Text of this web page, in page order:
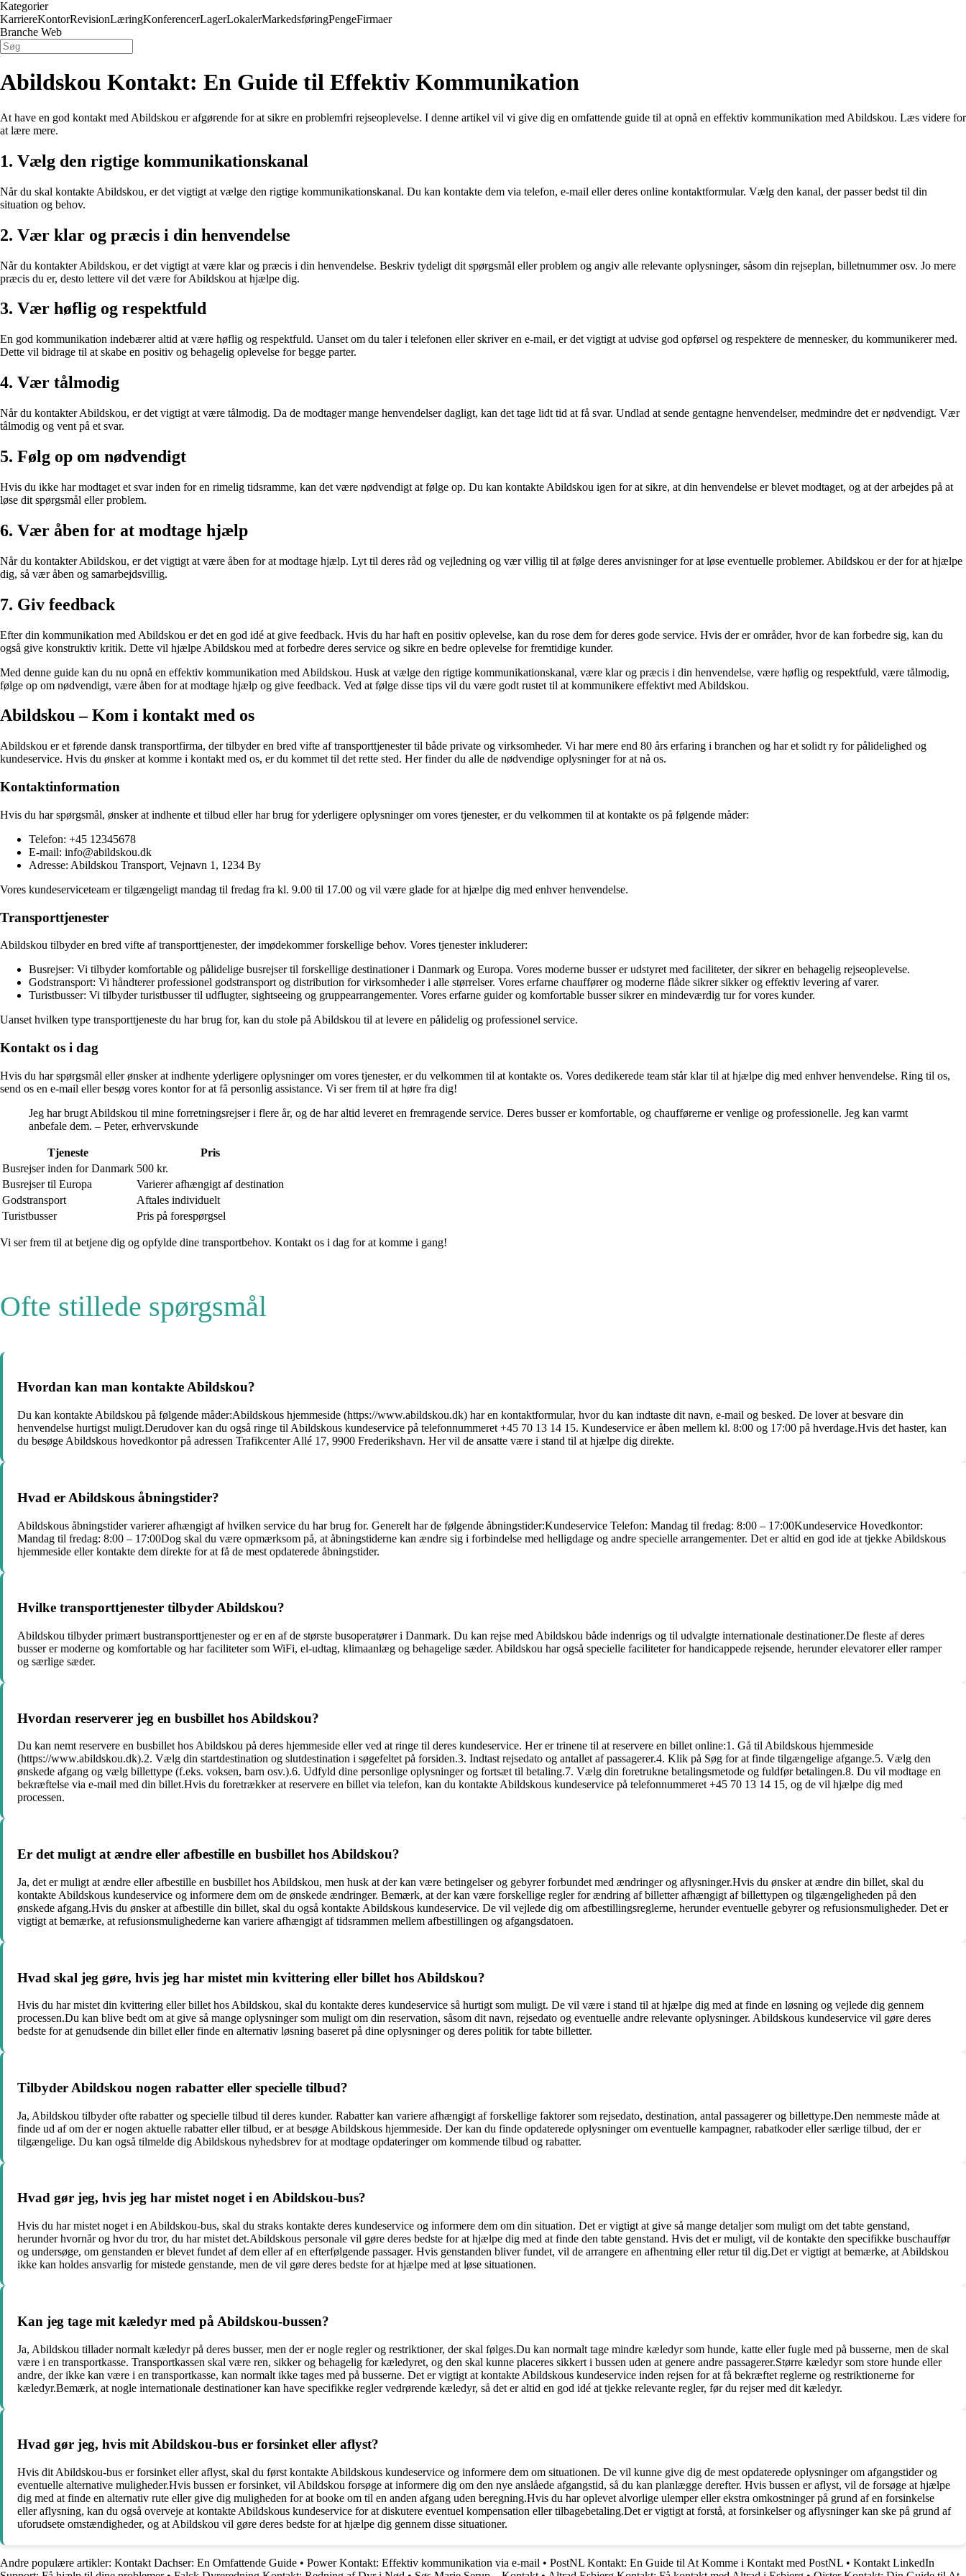
Kategorier
KarriereKontorRevisionLæringKonferencerLagerLokalerMarkedsføringPengeFirmaer
Branche Web
Abildskou Kontakt: En Guide til Effektiv Kommunikation
At have en god kontakt med Abildskou er afgørende for at sikre en problemfri rejseoplevelse. I denne artikel vil vi give dig en omfattende guide til at opnå en effektiv kommunikation med Abildskou. Læs videre for
at lære mere.
1. Vælg den rigtige kommunikationskanal
Når du skal kontakte Abildskou, er det vigtigt at vælge den rigtige kommunikationskanal. Du kan kontakte dem via telefon, e-mail eller deres online kontaktformular. Vælg den kanal, der passer bedst til din
situation og behov.
2. Vær klar og præcis i din henvendelse
Når du kontakter Abildskou, er det vigtigt at være klar og præcis i din henvendelse. Beskriv tydeligt dit spørgsmål eller problem og angiv alle relevante oplysninger, såsom din rejseplan, billetnummer osv. Jo mere
præcis du er, desto lettere vil det være for Abildskou at hjælpe dig.
3. Vær høflig og respektfuld
En god kommunikation indebærer altid at være høflig og respektfuld. Uanset om du taler i telefonen eller skriver en e-mail, er det vigtigt at udvise god opførsel og respektere de mennesker, du kommunikerer med.
Dette vil bidrage til at skabe en positiv og behagelig oplevelse for begge parter.
4. Vær tålmodig
Når du kontakter Abildskou, er det vigtigt at være tålmodig. Da de modtager mange henvendelser dagligt, kan det tage lidt tid at få svar. Undlad at sende gentagne henvendelser, medmindre det er nødvendigt. Vær
tålmodig og vent på et svar.
5. Følg op om nødvendigt
Hvis du ikke har modtaget et svar inden for en rimelig tidsramme, kan det være nødvendigt at følge op. Du kan kontakte Abildskou igen for at sikre, at din henvendelse er blevet modtaget, og at der arbejdes på at
løse dit spørgsmål eller problem.
6. Vær åben for at modtage hjælp
Når du kontakter Abildskou, er det vigtigt at være åben for at modtage hjælp. Lyt til deres råd og vejledning og vær villig til at følge deres anvisninger for at løse eventuelle problemer. Abildskou er der for at hjælpe
dig, så vær åben og samarbejdsvillig.
7. Giv feedback
Efter din kommunikation med Abildskou er det en god idé at give feedback. Hvis du har haft en positiv oplevelse, kan du rose dem for deres gode service. Hvis der er områder, hvor de kan forbedre sig, kan du
også give konstruktiv kritik. Dette vil hjælpe Abildskou med at forbedre deres service og sikre en bedre oplevelse for fremtidige kunder.
Med denne guide kan du nu opnå en effektiv kommunikation med Abildskou. Husk at vælge den rigtige kommunikationskanal, være klar og præcis i din henvendelse, være høflig og respektfuld, være tålmodig,
følge op om nødvendigt, være åben for at modtage hjælp og give feedback. Ved at følge disse tips vil du være godt rustet til at kommunikere effektivt med Abildskou.
Abildskou – Kom i kontakt med os
Abildskou er et førende dansk transportfirma, der tilbyder en bred vifte af transporttjenester til både private og virksomheder. Vi har mere end 80 års erfaring i branchen og har et solidt ry for pålidelighed og
kundeservice. Hvis du ønsker at komme i kontakt med os, er du kommet til det rette sted. Her finder du alle de nødvendige oplysninger for at nå os.
Kontaktinformation
Hvis du har spørgsmål, ønsker at indhente et tilbud eller har brug for yderligere oplysninger om vores tjenester, er du velkommen til at kontakte os på følgende måder:
Telefon: +45 12345678
E-mail: info@abildskou.dk
Adresse: Abildskou Transport, Vejnavn 1, 1234 By
Vores kundeserviceteam er tilgængeligt mandag til fredag ​​fra kl. 9.00 til 17.00 og vil være glade for at hjælpe dig med enhver henvendelse.
Transporttjenester
Abildskou tilbyder en bred vifte af transporttjenester, der imødekommer forskellige behov. Vores tjenester inkluderer:
Busrejser: Vi tilbyder komfortable og pålidelige busrejser til forskellige destinationer i Danmark og Europa. Vores moderne busser er udstyret med faciliteter, der sikrer en behagelig rejseoplevelse.
Godstransport: Vi håndterer professionel godstransport og distribution for virksomheder i alle størrelser. Vores erfarne chauffører og moderne flåde sikrer sikker og effektiv levering af varer.
Turistbusser: Vi tilbyder turistbusser til udflugter, sightseeing og gruppearrangementer. Vores erfarne guider og komfortable busser sikrer en mindeværdig tur for vores kunder.
Uanset hvilken type transporttjeneste du har brug for, kan du stole på Abildskou til at levere en pålidelig og professionel service.
Kontakt os i dag
Hvis du har spørgsmål eller ønsker at indhente yderligere oplysninger om vores tjenester, er du velkommen til at kontakte os. Vores dedikerede team står klar til at hjælpe dig med enhver henvendelse. Ring til os,
send os en e-mail eller besøg vores kontor for at få personlig assistance. Vi ser frem til at høre fra dig!
Jeg har brugt Abildskou til mine forretningsrejser i flere år, og de har altid leveret en fremragende service. Deres busser er komfortable, og chaufførerne er venlige og professionelle. Jeg kan varmt
anbefale dem. – Peter, erhvervskunde
Tjeneste
Pris
Busrejser inden for Danmark 500 kr.
Busrejser til Europa
Varierer afhængigt af destination
Godstransport
Aftales individuelt
Turistbusser
Pris på forespørgsel
Vi ser frem til at betjene dig og opfylde dine transportbehov. Kontakt os i dag for at komme i gang!
Ofte stillede spørgsmål
Hvordan kan man kontakte Abildskou?
Du kan kontakte Abildskou på følgende måder:Abildskous hjemmeside (https://www.abildskou.dk) har en kontaktformular, hvor du kan indtaste dit navn, e-mail og besked. De lover at besvare din
henvendelse hurtigst muligt.Derudover kan du også ringe til Abildskous kundeservice på telefonnummeret +45 70 13 14 15. Kundeservice er åben mellem kl. 8:00 og 17:00 på hverdage.Hvis det haster, kan
du besøge Abildskous hovedkontor på adressen Trafikcenter Allé 17, 9900 Frederikshavn. Her vil de ansatte være i stand til at hjælpe dig direkte.
Hvad er Abildskous åbningstider?
Abildskous åbningstider varierer afhængigt af hvilken service du har brug for. Generelt har de følgende åbningstider:Kundeservice Telefon: Mandag til fredag: 8:00 – 17:00Kundeservice Hovedkontor:
Mandag til fredag: 8:00 – 17:00Dog skal du være opmærksom på, at åbningstiderne kan ændre sig i forbindelse med helligdage og andre specielle arrangementer. Det er altid en god ide at tjekke Abildskous
hjemmeside eller kontakte dem direkte for at få de mest opdaterede åbningstider.
Hvilke transporttjenester tilbyder Abildskou?
Abildskou tilbyder primært bustransporttjenester og er en af de største busoperatører i Danmark. Du kan rejse med Abildskou både indenrigs og til udvalgte internationale destinationer.De fleste af deres
busser er moderne og komfortable og har faciliteter som WiFi, el-udtag, klimaanlæg og behagelige sæder. Abildskou har også specielle faciliteter for handicappede rejsende, herunder elevatorer eller ramper
og særlige sæder.
Hvordan reserverer jeg en busbillet hos Abildskou?
Du kan nemt reservere en busbillet hos Abildskou på deres hjemmeside eller ved at ringe til deres kundeservice. Her er trinene til at reservere en billet online:1. Gå til Abildskous hjemmeside
(https://www.abildskou.dk).2. Vælg din startdestination og slutdestination i søgefeltet på forsiden.3. Indtast rejsedato og antallet af passagerer.4. Klik på Søg for at finde tilgængelige afgange.5. Vælg den
ønskede afgang og vælg billettype (f.eks. voksen, barn osv.).6. Udfyld dine personlige oplysninger og fortsæt til betaling.7. Vælg din foretrukne betalingsmetode og fuldfør betalingen.8. Du vil modtage en
bekræftelse via e-mail med din billet.Hvis du foretrækker at reservere en billet via telefon, kan du kontakte Abildskous kundeservice på telefonnummeret +45 70 13 14 15, og de vil hjælpe dig med
processen.
Er det muligt at ændre eller afbestille en busbillet hos Abildskou?
Ja, det er muligt at ændre eller afbestille en busbillet hos Abildskou, men husk at der kan være betingelser og gebyrer forbundet med ændringer og aflysninger.Hvis du ønsker at ændre din billet, skal du
kontakte Abildskous kundeservice og informere dem om de ønskede ændringer. Bemærk, at der kan være forskellige regler for ændring af billetter afhængigt af billettypen og tilgængeligheden på den
ønskede afgang.Hvis du ønsker at afbestille din billet, skal du også kontakte Abildskous kundeservice. De vil vejlede dig om afbestillingsreglerne, herunder eventuelle gebyrer og refusionsmuligheder. Det er
vigtigt at bemærke, at refusionsmulighederne kan variere afhængigt af tidsrammen mellem afbestillingen og afgangsdatoen.
Hvad skal jeg gøre, hvis jeg har mistet min kvittering eller billet hos Abildskou?
Hvis du har mistet din kvittering eller billet hos Abildskou, skal du kontakte deres kundeservice så hurtigt som muligt. De vil være i stand til at hjælpe dig med at finde en løsning og vejlede dig gennem
processen.Du kan blive bedt om at give så mange oplysninger som muligt om din reservation, såsom dit navn, rejsedato og eventuelle andre relevante oplysninger. Abildskous kundeservice vil gøre deres
bedste for at genudsende din billet eller finde en alternativ løsning baseret på dine oplysninger og deres politik for tabte billetter.
Tilbyder Abildskou nogen rabatter eller specielle tilbud?
Ja, Abildskou tilbyder ofte rabatter og specielle tilbud til deres kunder. Rabatter kan variere afhængigt af forskellige faktorer som rejsedato, destination, antal passagerer og billettype.Den nemmeste måde at
finde ud af om der er nogen aktuelle rabatter eller tilbud, er at besøge Abildskous hjemmeside. Der kan du finde opdaterede oplysninger om eventuelle kampagner, rabatkoder eller særlige tilbud, der er
tilgængelige. Du kan også tilmelde dig Abildskous nyhedsbrev for at modtage opdateringer om kommende tilbud og rabatter.
Hvad gør jeg, hvis jeg har mistet noget i en Abildskou-bus?
Hvis du har mistet noget i en Abildskou-bus, skal du straks kontakte deres kundeservice og informere dem om din situation. Det er vigtigt at give så mange detaljer som muligt om det tabte genstand,
herunder hvornår og hvor du tror, du har mistet det.Abildskous personale vil gøre deres bedste for at hjælpe dig med at finde den tabte genstand. Hvis det er muligt, vil de kontakte den specifikke buschauffør
og undersøge, om genstanden er blevet fundet af dem eller af en efterfølgende passager. Hvis genstanden bliver fundet, vil de arrangere en afhentning eller retur til dig.Det er vigtigt at bemærke, at Abildskou
ikke kan holdes ansvarlig for mistede genstande, men de vil gøre deres bedste for at hjælpe med at løse situationen.
Kan jeg tage mit kæledyr med på Abildskou-bussen?
Ja, Abildskou tillader normalt kæledyr på deres busser, men der er nogle regler og restriktioner, der skal følges.Du kan normalt tage mindre kæledyr som hunde, katte eller fugle med på busserne, men de skal
være i en transportkasse. Transportkassen skal være ren, sikker og behagelig for kæledyret, og den skal kunne placeres sikkert i bussen uden at genere andre passagerer.Større kæledyr som store hunde eller
andre, der ikke kan være i en transportkasse, kan normalt ikke tages med på busserne. Det er vigtigt at kontakte Abildskous kundeservice inden rejsen for at få bekræftet reglerne og restriktionerne for
kæledyr.Bemærk, at nogle internationale destinationer kan have specifikke regler vedrørende kæledyr, så det er altid en god idé at tjekke relevante regler, før du rejser med dit kæledyr.
Hvad gør jeg, hvis mit Abildskou-bus er forsinket eller aflyst?
Hvis dit Abildskou-bus er forsinket eller aflyst, skal du først kontakte Abildskous kundeservice og informere dem om situationen. De vil kunne give dig de mest opdaterede oplysninger om afgangstider og
eventuelle alternative muligheder.Hvis bussen er forsinket, vil Abildskou forsøge at informere dig om den nye anslåede afgangstid, så du kan planlægge derefter. Hvis bussen er aflyst, vil de forsøge at hjælpe
dig med at finde en alternativ rute eller give dig muligheden for at booke om til en anden afgang uden beregning.Hvis du har oplevet alvorlige ulemper eller ekstra omkostninger på grund af en forsinkelse
eller aflysning, kan du også overveje at kontakte Abildskous kundeservice for at diskutere eventuel kompensation eller tilbagebetaling.Det er vigtigt at forstå, at forsinkelser og aflysninger kan ske på grund af
uforudsete omstændigheder, og at Abildskou vil gøre deres bedste for at hjælpe dig gennem disse situationer.
Andre populære artikler: Kontakt Dachser: En Omfattende Guide • Power Kontakt: Effektiv kommunikation via e-mail • PostNL Kontakt: En Guide til At Komme i Kontakt med PostNL • Kontakt LinkedIn